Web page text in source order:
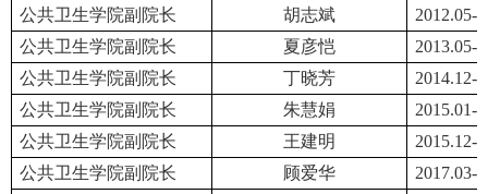
公共卫生学院副院长
胡志斌
2012.05-
公共卫生学院副院长
夏彦恺
2013.05-
公共卫生学院副院长
丁晓芳
2014.12-
公共卫生学院副院长
朱慧娟
2015.01-
公共卫生学院副院长
王建明
2015.12-
公共卫生学院副院长
顾爱华
2017.03-